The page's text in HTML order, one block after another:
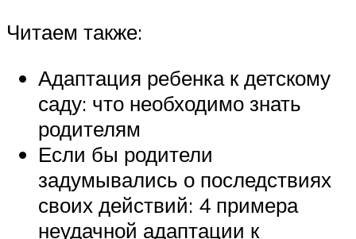
Читаем также:
Адаптация ребенка к детскому
саду: что необходимо знать
родителям
Если бы родители
задумывались о последствиях
своих действий: 4 примера
неудачной адаптации к